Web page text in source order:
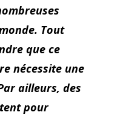
Tout
que ce
nécessite une
ailleurs, des
pour